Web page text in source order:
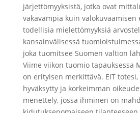
järjettömyyksistä, jotka ovat
vakavampia kuin valokuvaamisen
todellisia mielettömyyksiä
kansainvälisessä
joka tuomitsee Suomen valtion
Viime viikon tuomio tapauksessa
on erityisen merkittävä. EIT totesi,
hyväksytty ja korkeimman
menettely, jossa ihminen on